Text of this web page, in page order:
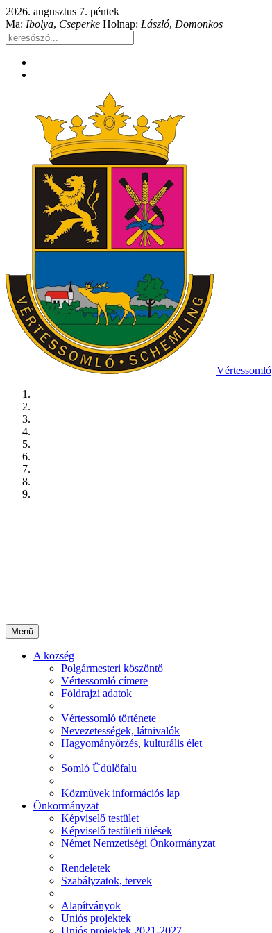
2026. augusztus 7. péntek
Ma: Ibolya, Cseperke Holnap: László, Domonkos
Vértessomló
Menü
A község
Polgármesteri köszöntő
Vértessomló címere
Földrajzi adatok
Vértessomló története
Nevezetességek, látnivalók
Hagyományőrzés, kulturális élet
Somló Üdülőfalu
Közművek információs lap
Önkormányzat
Képviselő testület
Képviselő testületi ülések
Német Nemzetiségi Önkormányzat
Rendeletek
Szabályzatok, tervek
Alapítványok
Uniós projektek
Uniós projektek 2021-2027